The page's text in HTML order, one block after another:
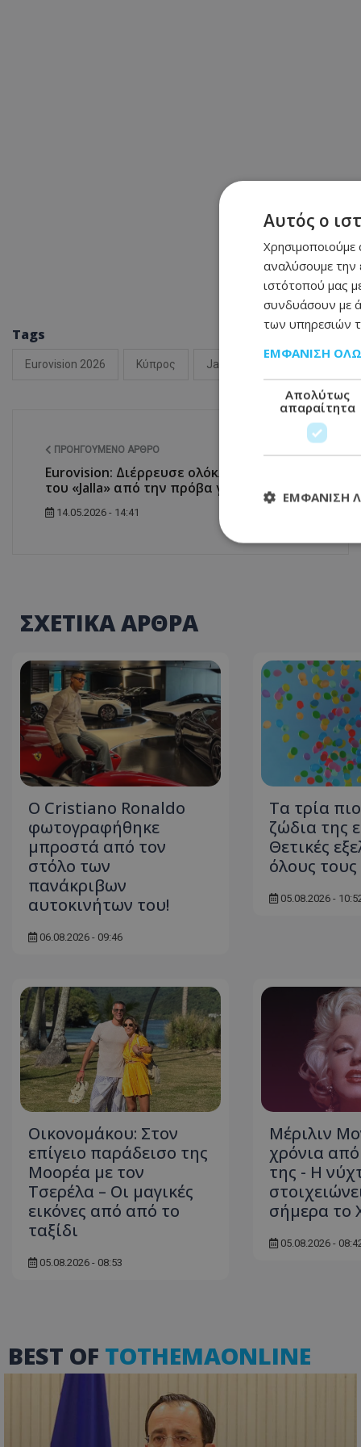
Tags
Eurovision 2026 Κύπρος Jalla
ΠΡΟΗΓΟΎΜΕΝΟ ΆΡΘΡΟ
Eurovision: Διέρρευσε ολόκληρο το βίντεο
του «Jalla» από την πρόβα για τους κριτές
14.05.2026 - 14:41
ΣΧΕΤΙΚΑ ΑΡΘΡΑ
Ο Cristiano Ronaldo
φωτογραφήθηκε
μπροστά από τον
στόλο των
πανάκριβων
αυτοκινήτων του!
06.08.2026 - 09:46
Τα τρία
ζώδια της
Θετικές
όλους τους
05.08.2026 -
Οικονομάκου: Στον
επίγειο παράδεισο της
Μοορέα με τον
Τσερέλα – Οι μαγικές
εικόνες από από το
ταξίδι
05.08.2026 - 08:53
Μέριλιν
χρόνια
της - Η
σήμερα το
05.08.2026 -
BEST OF TOTHEMAONLINE
Αυτός ο
Χρησιμοποιούμε
αναλύσουμε την
ιστότοπού μας
συνδυάσουν με
των υπηρεσιών
ΕΜΦΆΝΙΣΗ
Απολύτως
απαραίτητα
ΕΜΦΆΝΙΣΗ
usprivacy
__cf_bm
ASP.NET_SessionId